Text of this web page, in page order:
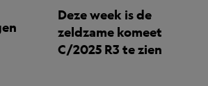
Deze week is de
zeldzame komeet
C/2025 R3 te zien